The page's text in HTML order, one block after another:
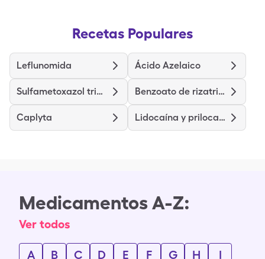
Recetas Populares
Leflunomida Ácido Azelaico
Sulfametoxazol trimetoprima Benzoato de rizatriptán
Caplyta Lidocaína y prilocaína
Medicamentos A-Z:
Ver todos
A B C D E F G H
I